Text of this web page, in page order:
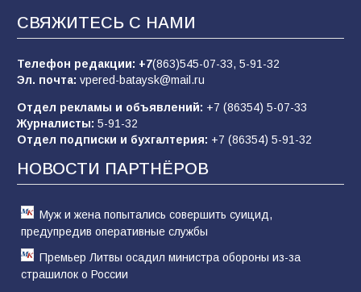
заявления о мобилизации — это
пропагандистский вброс
85 01.08.2026
«Слухами Москву не возьмёшь»: почему
заявления Киева о мобилизации — это
отчаяние, а не разведка
81 02.08.2026
СВЯЖИТЕСЬ С НАМИ
Телефон редакции: +7(863)545-07-33, 5-91-32
Эл. почта: vpered-bataysk@mail.ru
Отдел рекламы и объявлений: +7 (86354) 5-07-33
Журналисты: 5-91-32
Отдел подписки и бухгалтерия: +7 (86354) 5-91-32
НОВОСТИ ПАРТНЁРОВ
Муж и жена попытались совершить суицид,
предупредив оперативные службы
Премьер Литвы осадил министра обороны из-за
страшилок о России